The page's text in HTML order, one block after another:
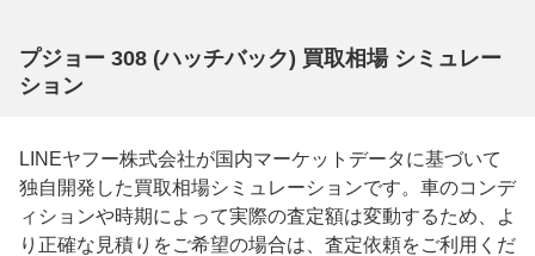
プジョー 308 (ハッチバック) 買取相場 シミュレー
ション
LINEヤフー株式会社が国内マーケットデータに基づいて
独自開発した買取相場シミュレーションです。車のコンデ
ィションや時期によって実際の査定額は変動するため、よ
り正確な見積りをご希望の場合は、査定依頼をご利用くだ